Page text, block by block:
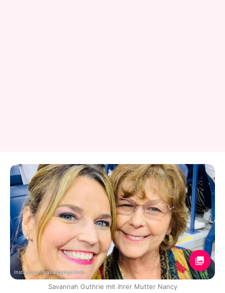
Instagram / savannahguthrie
Savannah Guthrie mit ihrer Mutter Nancy